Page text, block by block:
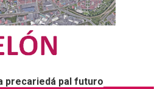
precariedá pal futuro